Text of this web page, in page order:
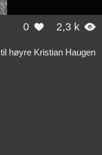
0  2,3 k 
høyre Kristian Haugen